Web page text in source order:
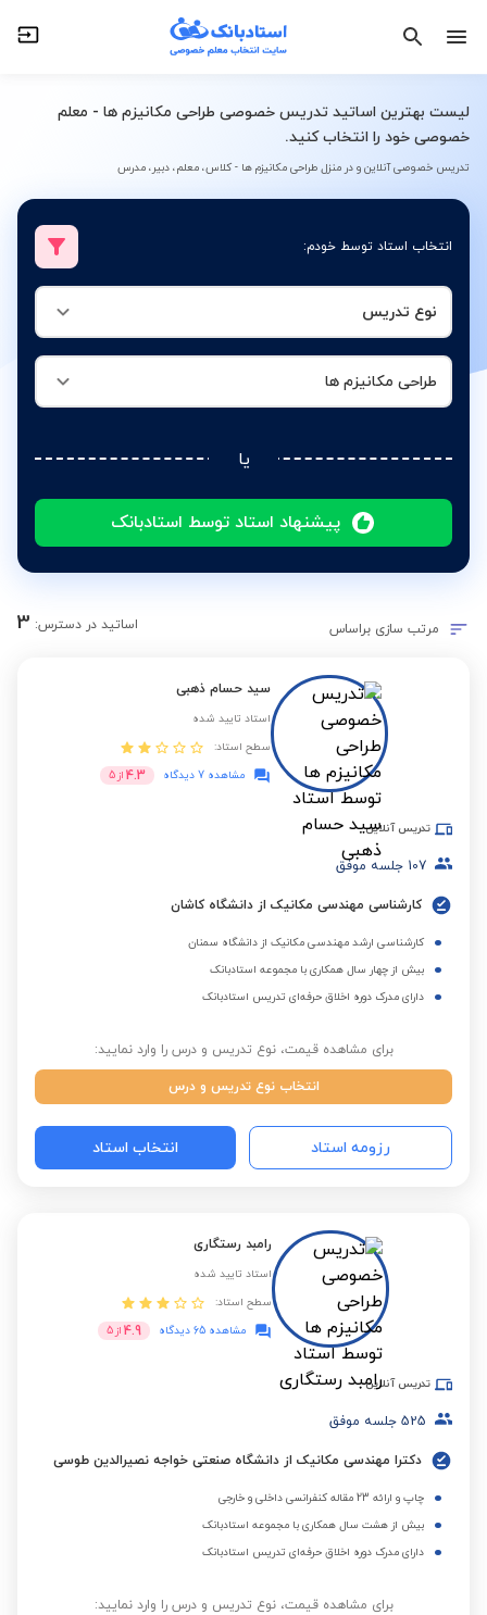
لیست بهترین اساتید تدریس خصوصی طراحی مکانیزم ها - معلم
خصوصی خود را انتخاب کنید.
تدریس خصوصی آنلاین و در منزل طراحی مکانیزم ها - کلاس، معلم، دبیر، مدرس
انتخاب استاد توسط خودم:
نوع تدریس
طراحی مکانیزم ها
یا
پیشنهاد استاد توسط استادبانک
طراحی مکانیزم ها
مرتب سازی براساس اساتید در دسترس: 3
سید حسام ذهبی
استاد تایید شده
سطح استاد:
مشاهده 7 دیدگاه
4.3 از 5
تدریس آنلاین
107 جلسه موفق
کارشناسی مهندسی مکانیک از دانشگاه کاشان
کارشناسی ارشد مهندسی مکانیک از دانشگاه سمنان
بیش از چهار سال همکاری با مجموعه استادبانک
دارای مدرک دوره اخلاق حرفه‌ای تدریس استادبانک
برای مشاهده قیمت، نوع تدریس و درس را وارد نمایید:
انتخاب نوع تدریس و درس
رزومه استاد انتخاب استاد
رامبد رستگاری
استاد تایید شده
سطح استاد:
مشاهده 65 دیدگاه
4.9 از 5
تدریس آنلاین
525 جلسه موفق
دکترا مهندسی مکانیک از دانشگاه صنعتی خواجه نصیرالدین طوسی
چاپ و ارائه 23 مقاله کنفرانسی داخلی و خارجی
بیش از هشت سال همکاری با مجموعه استادبانک
دارای مدرک دوره اخلاق حرفه‌ای تدریس استادبانک
برای مشاهده قیمت، نوع تدریس و درس را وارد نمایید: